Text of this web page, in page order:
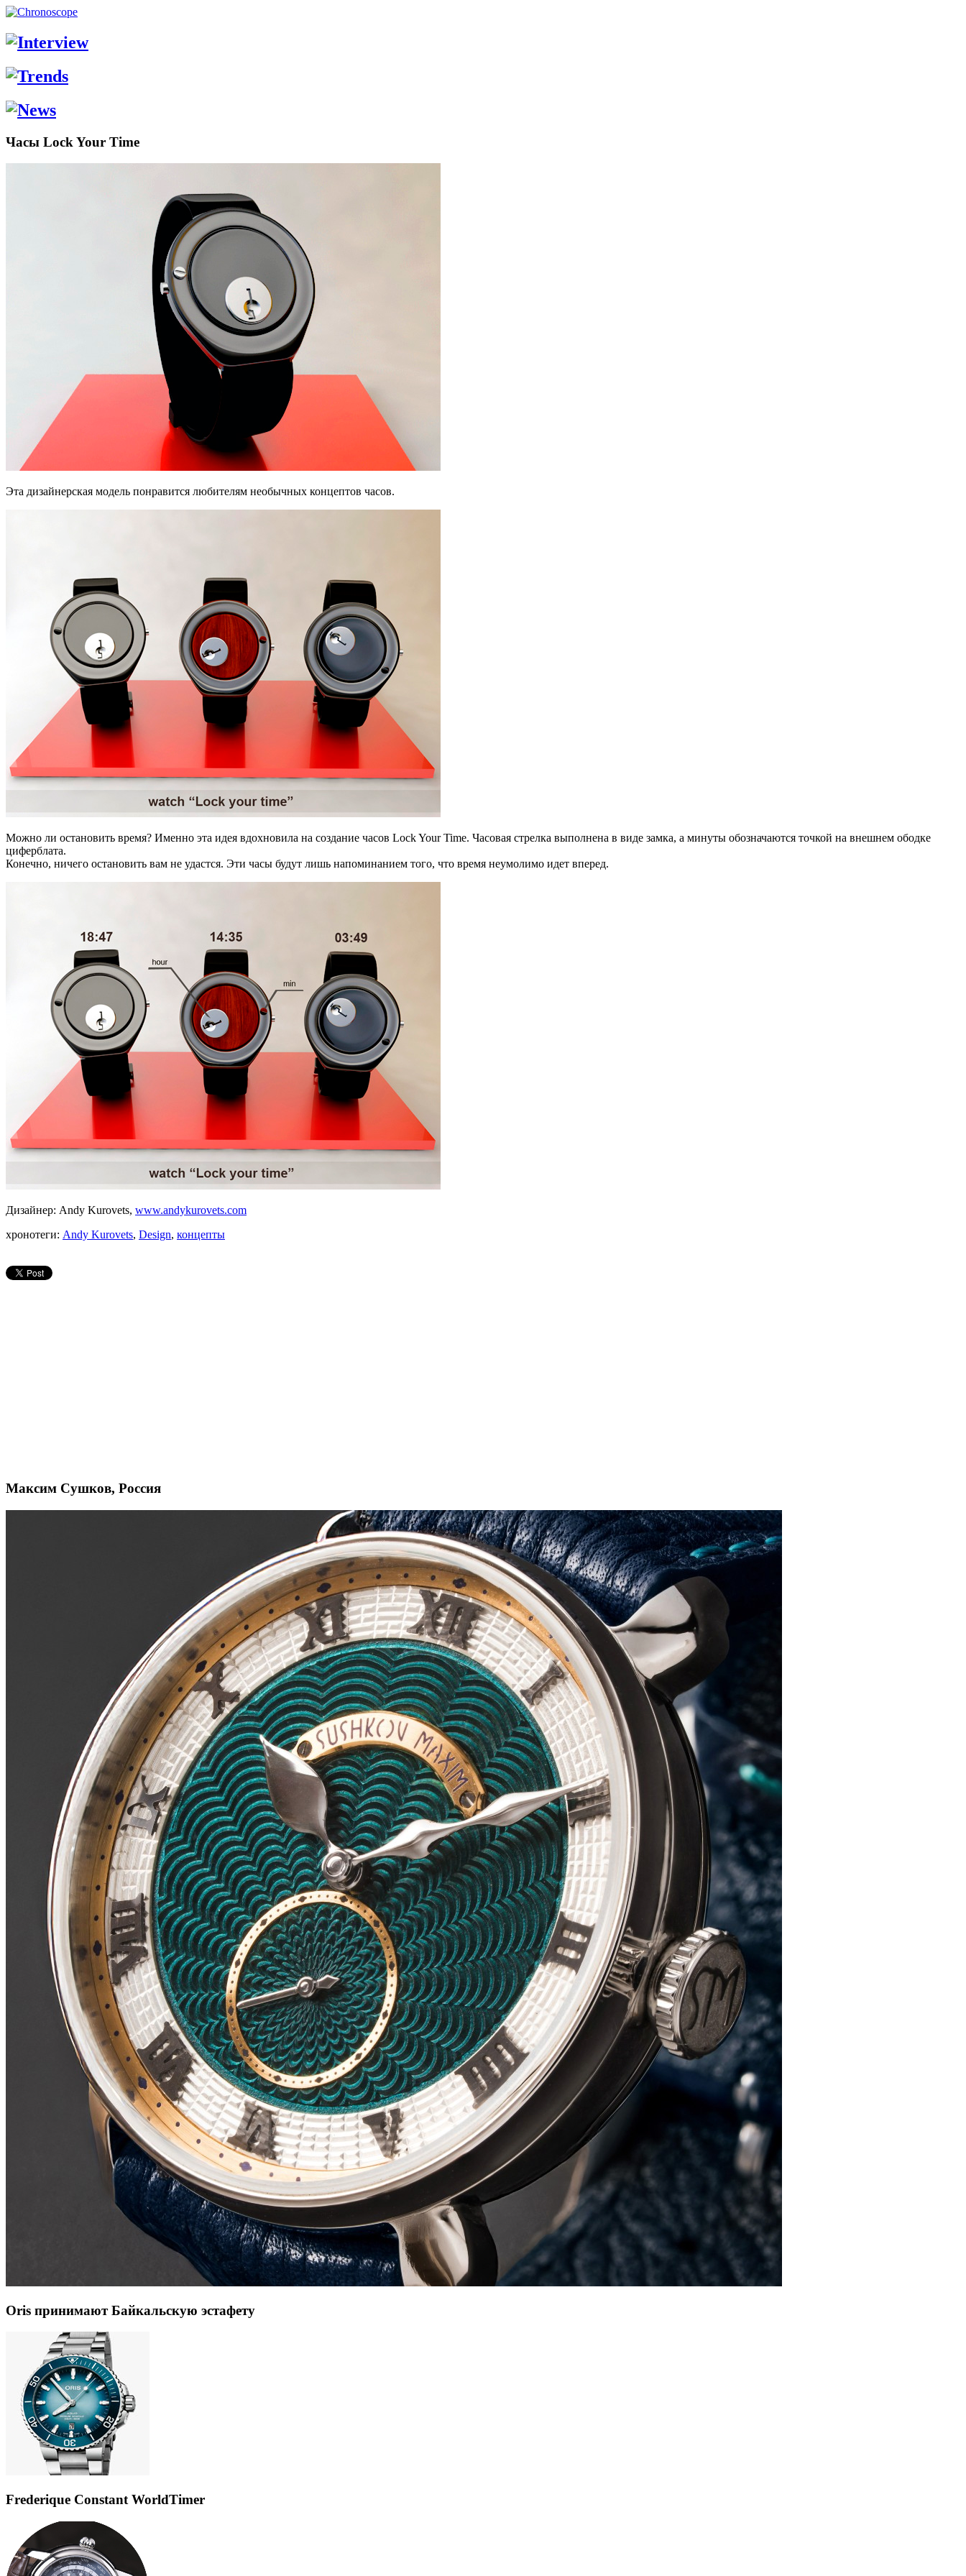
Часы Lock Your Time
Эта дизайнерская модель понравится любителям необычных концептов часов.
Можно ли остановить время? Именно эта идея вдохновила на создание часов Lock Your Time. Часовая стрелка выполнена в виде замка, а минуты обозначаются точкой на внешнем ободке
циферблата.
Конечно, ничего остановить вам не удастся. Эти часы будут лишь напоминанием того, что время неумолимо идет вперед.
Дизайнер: Andy Kurovets, www.andykurovets.com
хронотеги: Andy Kurovets, Design, концепты
Максим Сушков, Россия
Oris принимают Байкальскую эстафету
Frederique Constant WorldTimer